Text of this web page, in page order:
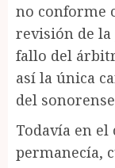
no conforme
revisión de la
fallo del
así la única
del
Todavía en
permanecía,